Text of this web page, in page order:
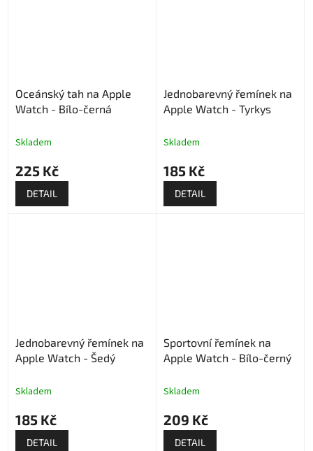
Oceánský tah na Apple
Watch - Bílo-černá
Skladem
225 Kč
DETAIL
Jednobarevný řemínek na
Apple Watch - Tyrkys
Skladem
185 Kč
DETAIL
Jednobarevný řemínek na
Apple Watch - Šedý
Skladem
185 Kč
DETAIL
Sportovní řemínek na
Apple Watch - Bílo-černý
Skladem
209 Kč
DETAIL